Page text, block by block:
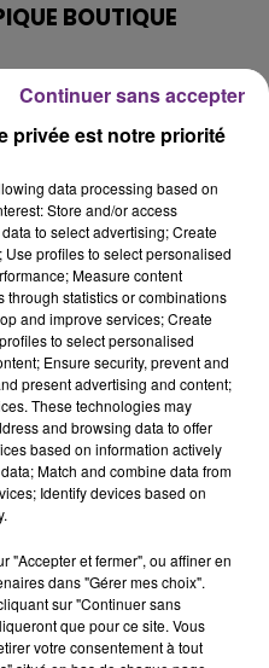
BOUTIQUE
FM, vous
d'actualité. Rencontre
l'actu dans notre
5h44
5h44
privée est notre priorité
data processing based on
Store and/or access
to select advertising; Create
profiles to select personalised
Measure content
statistics or combinations
and improve services; Create
to select personalised
Ensure security, prevent and
present advertising and content;
These technologies may
and browsing data to offer
based on information actively
Match and combine data from
Identify devices based on
"Accepter et fermer", ou affiner en
dans "Gérer mes choix".
sur "Continuer sans
que pour ce site. Vous
votre consentement à tout
Continuer sans accepter